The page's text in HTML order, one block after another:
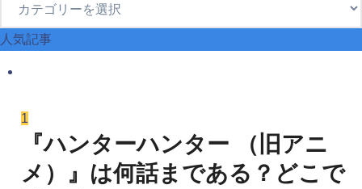
人気記事
1
『ハンターハンター （旧アニ
メ）』は何話まである？どこで